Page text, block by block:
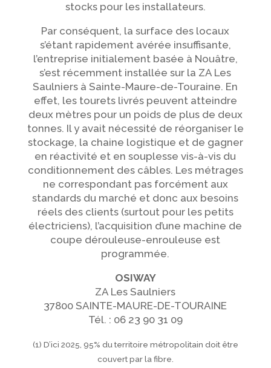
stocks pour les installateurs.
Par conséquent, la surface des locaux
s’étant rapidement avérée insuffisante,
l’entreprise initialement basée à Nouâtre,
s’est récemment installée sur la ZA Les
Saulniers à Sainte-Maure-de-Touraine. En
effet, les tourets livrés peuvent atteindre
deux mètres pour un poids de plus de deux
tonnes. Il y avait nécessité de réorganiser le
stockage, la chaine logistique et de gagner
en réactivité et en souplesse vis-à-vis du
conditionnement des câbles. Les métrages
ne correspondant pas forcément aux
standards du marché et donc aux besoins
réels des clients (surtout pour les petits
électriciens), l’acquisition d’une machine de
coupe dérouleuse-enrouleuse est
programmée.
OSIWAY
ZA Les Saulniers
37800 SAINTE-MAURE-DE-TOURAINE
Tél. : 06 23 90 31 09
(1) D’ici 2025, 95% du territoire métropolitain doit être
couvert par la fibre.